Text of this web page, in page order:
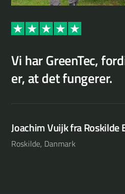
Vi har GreenTec,
er, at det fungerer.
Joachim Vuijk fra Roskilde
Roskilde, Danmark